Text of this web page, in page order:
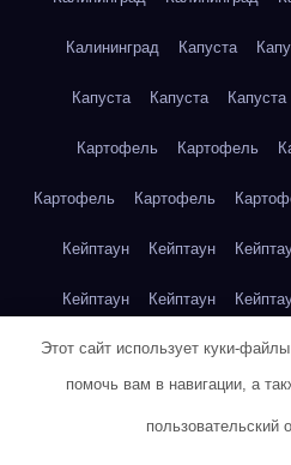
Калининград Капуста
Капуста Капуста Капуста
Картофель Картофель
Картофель Картофель
Кейптаун Кейптаун
Кейптаун Кейптаун
Кейптаун Кейптаун
Этот сайт использует куки-
помочь вам в навигации, а
пользовательский